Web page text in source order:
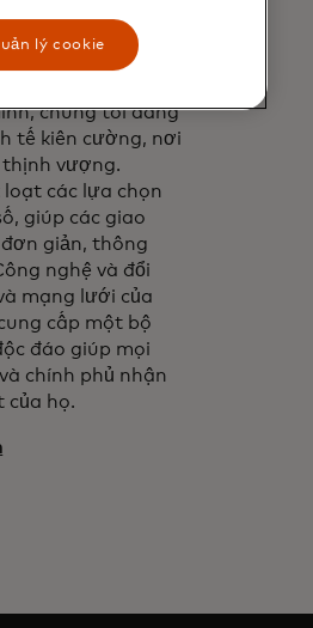
kinh tế và trao
hơn 200 quốc gia
thế giới. Cùng
chúng tôi đang
tế kiên cường, nơi
vượng.
các lựa chọn
giúp các giao
giản, thông
nghệ và đổi
mạng lưới của
cấp một bộ
đáo giúp mọi
chính phủ nhận
của họ.
lý cookie